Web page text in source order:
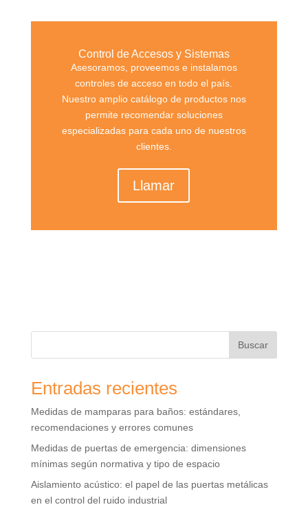
Control de Accesos y Sistemas
Asesoramos, proveemos e instalamos
controles de acceso en todo el país.
Nuestro amplio catálogo de productos nos
permite recomendar soluciones
especializadas para cada uno de nuestros
clientes.
Llamar
Buscar
Entradas recientes
Medidas de mamparas para baños: estándares,
recomendaciones y errores comunes
Medidas de puertas de emergencia: dimensiones
mínimas según normativa y tipo de espacio
Aislamiento acústico: el papel de las puertas metálicas
en el control del ruido industrial